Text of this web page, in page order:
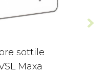
sottile
Maxa